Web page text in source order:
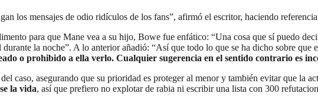
los mensajes de odio ridículos de los fans”, afirmó el escritor, haciendo
para que Mane vea a su hijo, Bowe fue enfático: “Una cosa que sí puedo
la noche”. A lo anterior añadió: “Así que todo lo que se ha dicho sobre
o prohibido a ella verlo. Cualquier sugerencia en el sentido contrario es
caso, asegurando que su prioridad es proteger al menor y también evitar que la
la vida, así que prefiero no explotar de rabia ni escribir una lista con 300